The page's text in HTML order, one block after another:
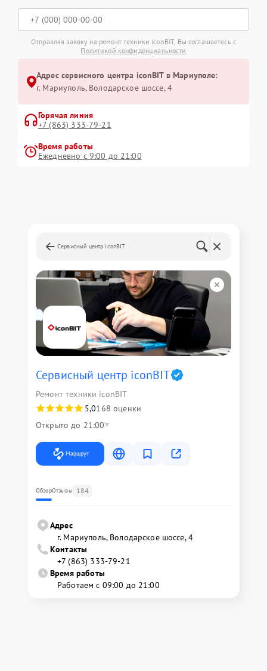
Отправляя заявку на ремонт техники iconBIT, Вы соглашаетесь с
Политикой конфиденциальности
Адрес сервисного центра iconBIT в Мариуполе:
г. Мариуполь, Володарское шоссе, 4
Горячая линия
+7 (863) 333-79-21
Время работы
Ежедневно с 9:00 до 21:00
Сервисный центр iconBIT
Сервисный центр iconBIT
Ремонт техники iconBIT
5,0168 оценки
Открыто до 21:00
Маршрут
ОбзорОтзывы 184
Адрес
г. Мариуполь, Володарское шоссе, 4
Контакты
+7 (863) 333-79-21
Время работы
Работаем с 09:00 до 21:00